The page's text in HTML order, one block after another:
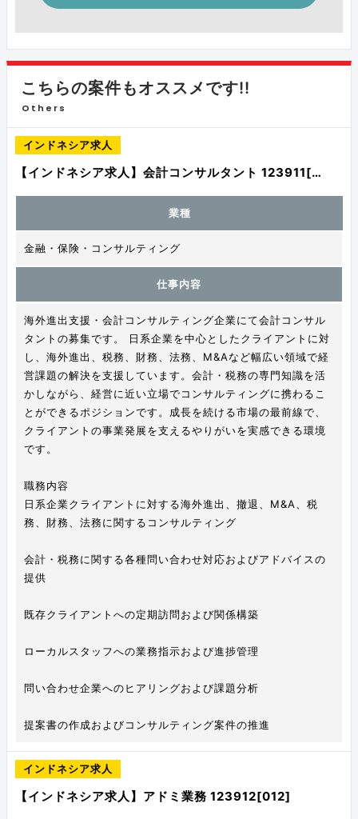
こちらの案件もオススメです!!
Others
インドネシア求人
【インドネシア求人】会計コンサルタント 123911[…
業種
金融・保険・コンサルティング
仕事内容
海外進出支援・会計コンサルティング企業にて会計コンサル
タントの募集です。 日系企業を中心としたクライアントに対
し、海外進出、税務、財務、法務、M&Aなど幅広い領域で経
営課題の解決を支援しています。会計・税務の専門知識を活
かしながら、経営に近い立場でコンサルティングに携わるこ
とができるポジションです。成長を続ける市場の最前線で、
クライアントの事業発展を支えるやりがいを実感できる環境
です。
職務内容
日系企業クライアントに対する海外進出、撤退、M&A、税
務、財務、法務に関するコンサルティング
会計・税務に関する各種問い合わせ対応およびアドバイスの
提供
既存クライアントへの定期訪問および関係構築
ローカルスタッフへの業務指示および進捗管理
問い合わせ企業へのヒアリングおよび課題分析
提案書の作成およびコンサルティング案件の推進
インドネシア求人
【インドネシア求人】アドミ業務 123912[012]